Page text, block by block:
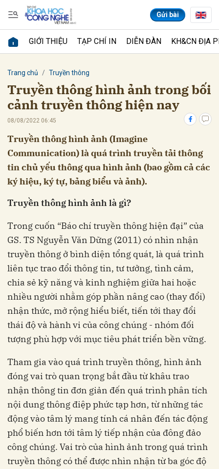
Gửi bài
GIỚI THIỆU TẠP CHÍ IN DIỄN ĐÀN KH&CN ĐỊA
Trang chủ Truyền thông
Truyền thông hình ảnh trong bối
cảnh truyền thông hiện nay
08/08/2022 06:45
Truyền thông hình ảnh (Imagine
Communication) là quá trình truyền tải thông
tin chủ yếu thông qua hình ảnh (bao gồm cả các
ký hiệu, ký tự, bảng biểu và ảnh).
Truyền thông hình ảnh là gì?
Trong cuốn “Báo chí truyền thông hiện đại” của
GS. TS Nguyễn Văn Dững (2011) có nhìn nhận
truyền thông ở bình diện tổng quát, là quá trình
liên tục trao đổi thông tin, tư tưởng, tình cảm,
chia sẻ kỹ năng và kinh nghiệm giữa hai hoặc
nhiều người nhằm góp phần nâng cao (thay đổi)
nhận thức, mở rộng hiểu biết, tiến tới thay đổi
thái độ và hành vi của công chúng - nhóm đối
tượng phù hợp với mục tiêu phát triển bền vững.
Tham gia vào quá trình truyền thông, hình ảnh
đóng vai trò quan trọng bắt đầu từ khâu trao
nhận thông tin đơn giản đến quá trình phân tích
nội dung thông điệp phức tạp hơn, từ những tác
động vào tâm lý mang tính cá nhân đến tác động
phổ biến hơn tới tâm lý tiếp nhận của đông đảo
công chúng. Vai trò của hình ảnh trong quá trình
truyền thông có thể được nhìn nhận từ ba góc độ
Gửi bình luận
Hủy